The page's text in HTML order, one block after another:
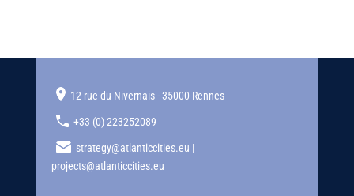
12 rue du Nivernais - 35000 Rennes
+33 (0) 223252089
strategy@atlanticcities.eu |
projects@atlanticcities.eu